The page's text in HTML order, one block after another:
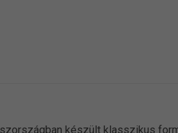
készült klasszikus